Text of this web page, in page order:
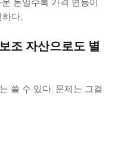
돈일수록 가격 변동이
다.
조 자산으로도 별
쓸 수 있다. 문제는 그걸